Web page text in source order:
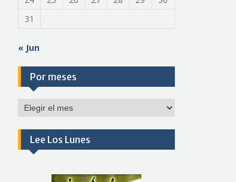
31
« Jun
Por meses
Por
Lee Los Lunes